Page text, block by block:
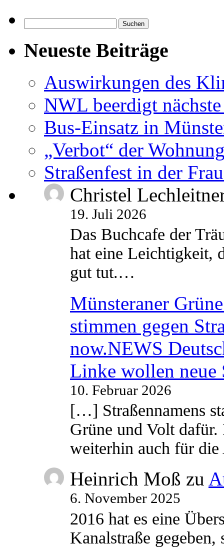
nach:
Neueste Beiträge
Auswirkungen des
NWL beerdigt
Bus-Einsatz in
„Verbot“ der
Straßenfest in der
Christel
19. Juli 2026
Das Buchcafe der
hat eine Leichtigkeit,
gut tut.…
Münsteraner
stimmen gegen
now.NEWS
Linke wollen neue
10. Februar 2026
[…] Straßennamens
Grüne und Volt
weiterhin auch für
Heinrich Moß zu
6. November 2025
2016 hat es eine
Kanalstraße